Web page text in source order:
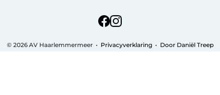
© 2026 AV Haarlemmermeer• Privacyverklaring• Door Daniël Treep